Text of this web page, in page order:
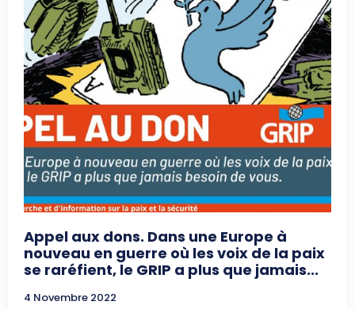
Appel aux dons. Dans une Europe à
nouveau en guerre où les voix de la paix
se raréfient, le GRIP a plus que jamais...
4 Novembre 2022